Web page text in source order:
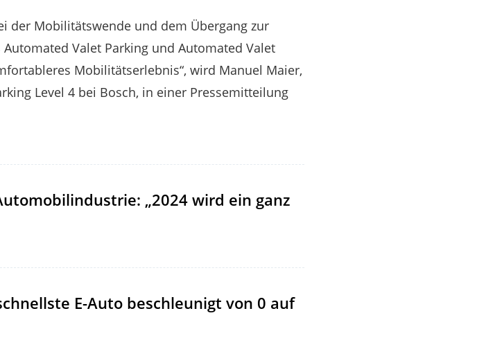
der Mobilitätswende und dem Übergang zur
Valet Parking und Automated Valet
Mobilitätserlebnis“, wird Manuel Maier,
Level 4 bei Bosch, in einer Pressemitteilung
„2024 wird ein ganz
E-Auto beschleunigt von 0 auf